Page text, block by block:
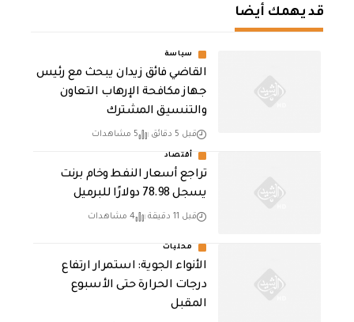
قد يهمك أيضا
سياسة
القاضي فائق زيدان يبحث مع رئيس
جهاز مكافحة الإرهاب التعاون
والتنسيق المشترك
قبل 5 دقائق 5 مشاهدات
أقتصاد
تراجع أسعار النفط وخام برنت
يسجل 78.98 دولارًا للبرميل
قبل 11 دقيقة 4 مشاهدات
محليات
الأنواء الجوية: استمرار ارتفاع
درجات الحرارة حتى الأسبوع
المقبل